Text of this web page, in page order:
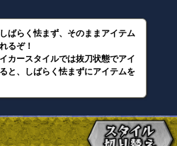
ばらく怯まず、そのままアイテム
るぞ！
カースタイルでは抜刀状態でアイ
と、しばらく怯まずにアイテムを